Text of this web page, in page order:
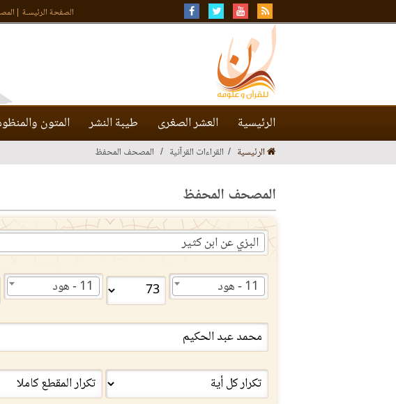
الصفحة الرئيسـة
الرئيسية العشر الصغرى طيبة النشر المتون
الرئيسية القراءات القرآنية المصحف المحفظ
المصحف المحفظ
البزي عن ابن كثير
11 - هود 11 - هود